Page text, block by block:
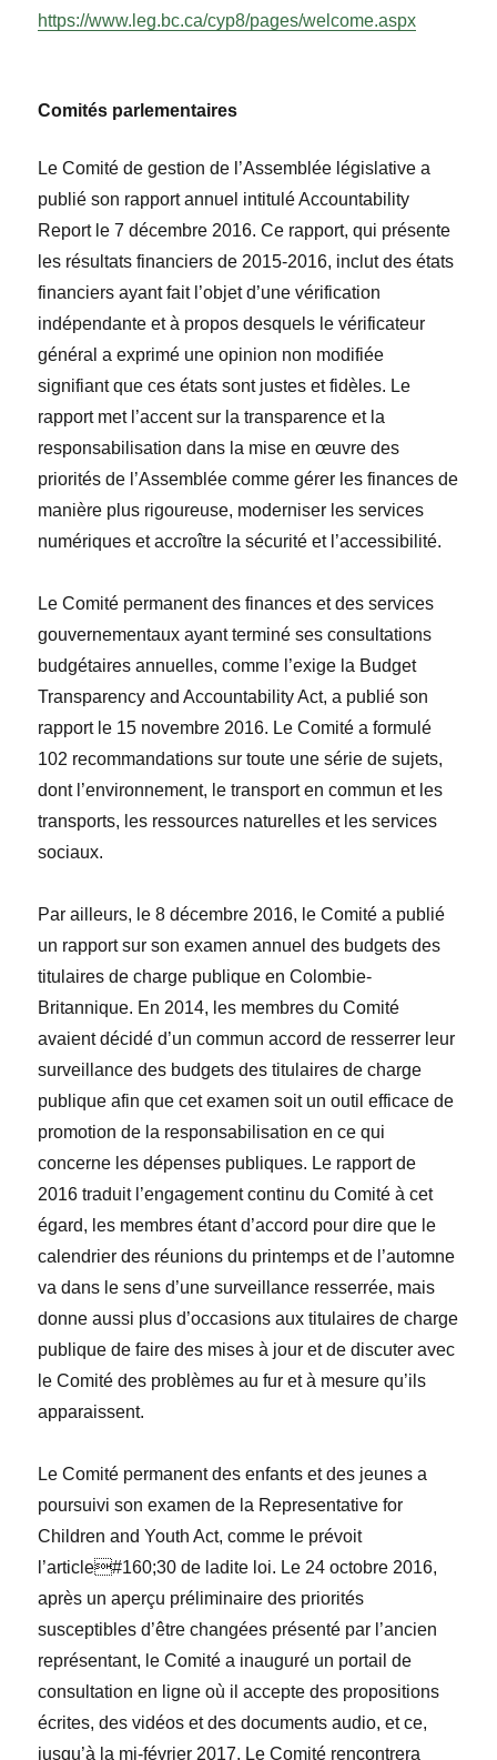
https://www.leg.bc.ca/cyp8/pages/welcome.aspx
Comités parlementaires
Le Comité de gestion de l’Assemblée législative a
publié son rapport annuel intituléAccountability
Reportle 7 décembre 2016. Ce rapport, qui présente
les résultats financiers de 2015-2016, inclut des états
financiers ayant fait l’objet d’une vérification
indépendante et à propos desquels le vérificateur
général a exprimé une opinion non modifiée
signifiant que ces états sont justes et fidèles. Le
rapport met l’accent sur la transparence et la
responsabilisation dans la mise en œuvre des
priorités de l’Assemblée comme gérer les finances de
manière plus rigoureuse, moderniser les services
numériques et accroître la sécuritéet l’accessibilité.
Le Comité permanent des finances et des services
gouvernementaux ayant terminé ses consultations
budgétaires annuelles, comme l’exige la Budget
Transparency and Accountability Act, a publié son
rapport le 15 novembre 2016. Le Comité a formulé
102 recommandations sur toute une série de sujets,
dont l’environnement, le transport en commun et les
transports, les ressources naturelles et les services
sociaux.
Par ailleurs, le 8 décembre 2016, le Comité a publié
un rapport sur son examen annuel des budgets des
titulaires de charge publique en Colombie-
Britannique. En 2014, les membres du Comité
avaient décidé d’un commun accord de resserrer leur
surveillance des budgets des titulaires de charge
publique afin que cet examen soit un outil efficace de
promotion de la responsabilisation en ce qui
concerne les dépenses publiques. Le rapport de
2016 traduit l’engagement continu du Comité à cet
égard, les membresétantd’accord pour dire que le
calendrier des réunions du printemps et de l’automne
va dans le sens d’une surveillance resserrée, mais
donne aussi plus d’occasions aux titulaires de charge
publique de faire des mises à jour et de discuter avec
le Comité des problèmes au fur et à mesure qu’ils
apparaissent.
Le Comité permanent des enfants et des jeunes a
poursuivi son examen de la Representative for
Children and Youth Act, comme le prévoit
l’article#160;30 de ladite loi. Le 24 octobre 2016,
après un aperçu préliminaire des priorités
susceptibles d’être changées présenté par l’ancien
représentant, le Comité a inauguré un portail de
consultation en ligne où il accepte des propositions
écrites, des vidéos et des documents audio, et ce,
jusqu’à la mi-février 2017. Le Comité rencontrera